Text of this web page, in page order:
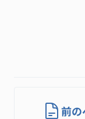
前の